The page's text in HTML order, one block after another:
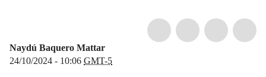
Naydú Baquero Mattar
24/10/2024 - 10:06 GMT-5